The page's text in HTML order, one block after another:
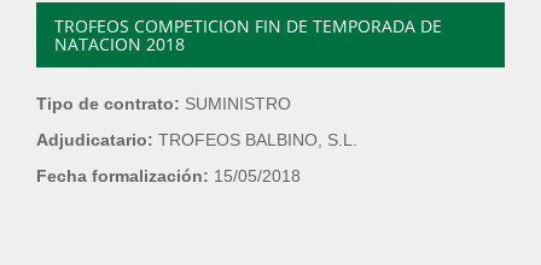
TROFEOS COMPETICION FIN DE TEMPORADA DE
NATACION 2018
Tipo de contrato: SUMINISTRO
Adjudicatario: TROFEOS BALBINO, S.L.
Fecha formalización: 15/05/2018